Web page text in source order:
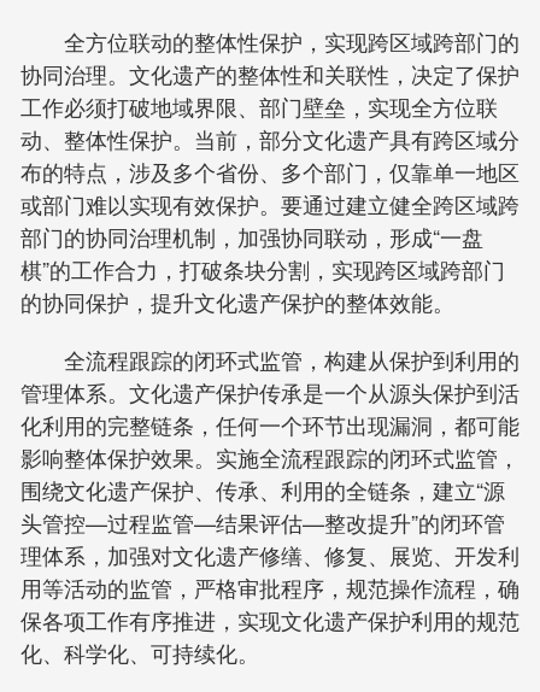
全方位联动的整体性保护，实现跨区域跨部门的
协同治理。文化遗产的整体性和关联性，决定了保护
工作必须打破地域界限、部门壁垒，实现全方位联
动、整体性保护。当前，部分文化遗产具有跨区域分
布的特点，涉及多个省份、多个部门，仅靠单一地区
或部门难以实现有效保护。要通过建立健全跨区域跨
部门的协同治理机制，加强协同联动，形成“一盘
棋”的工作合力，打破条块分割，实现跨区域跨部门
的协同保护，提升文化遗产保护的整体效能。
全流程跟踪的闭环式监管，构建从保护到利用的
管理体系。文化遗产保护传承是一个从源头保护到活
化利用的完整链条，任何一个环节出现漏洞，都可能
影响整体保护效果。实施全流程跟踪的闭环式监管，
围绕文化遗产保护、传承、利用的全链条，建立“源
头管控—过程监管—结果评估—整改提升”的闭环管
理体系，加强对文化遗产修缮、修复、展览、开发利
用等活动的监管，严格审批程序，规范操作流程，确
保各项工作有序推进，实现文化遗产保护利用的规范
化、科学化、可持续化。